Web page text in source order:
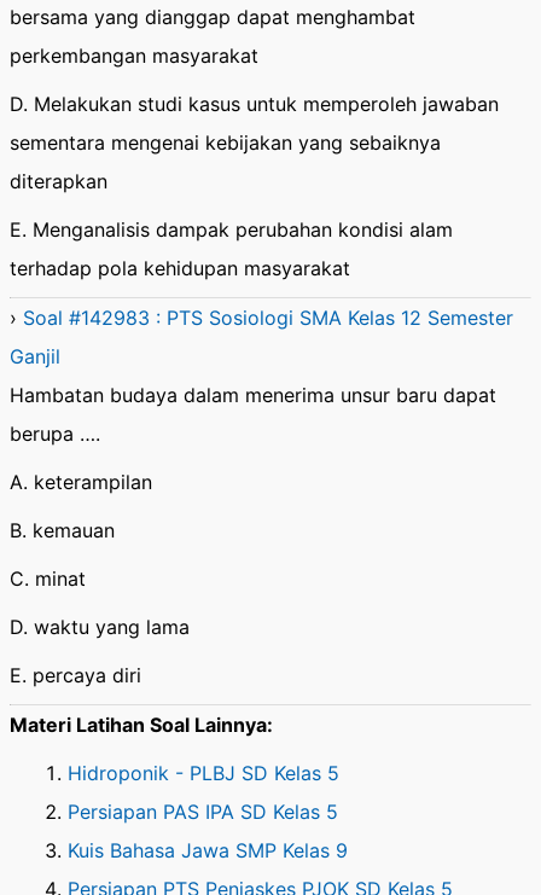
bersama yang dianggap dapat menghambat
perkembangan masyarakat
D. Melakukan studi kasus untuk memperoleh jawaban
sementara mengenai kebijakan yang sebaiknya
diterapkan
E. Menganalisis dampak perubahan kondisi alam
terhadap pola kehidupan masyarakat
› Soal #142983 : PTS Sosiologi SMA Kelas 12 Semester
Ganjil
Hambatan budaya dalam menerima unsur baru dapat
berupa ….
A. keterampilan
B. kemauan
C. minat
D. waktu yang lama
E. percaya diri
Materi Latihan Soal Lainnya:
Hidroponik - PLBJ SD Kelas 5
Persiapan PAS IPA SD Kelas 5
Kuis Bahasa Jawa SMP Kelas 9
Persiapan PTS Penjaskes PJOK SD Kelas 5